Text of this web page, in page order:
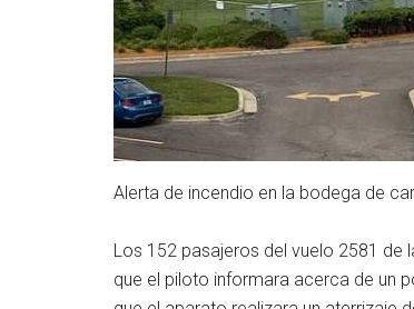
Alerta de incendio en la bodega de
Los 152 pasajeros del vuelo 2581 de
que el piloto informara acerca de un